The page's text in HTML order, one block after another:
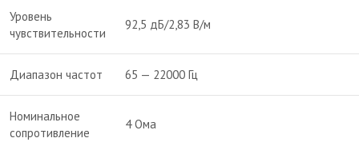
Уровень
чувствительности
92,5 дБ/2,83 В/м
Диапазон частот 65 — 22000 Гц
Номинальное
сопротивление
4 Ома